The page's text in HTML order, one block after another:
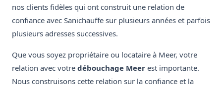
nos clients fidèles qui ont construit une relation de
confiance avec Sanichauffe sur plusieurs années et parfois
plusieurs adresses successives.
Que vous soyez propriétaire ou locataire à Meer, votre
relation avec votre débouchage Meer est importante.
Nous construisons cette relation sur la confiance et la